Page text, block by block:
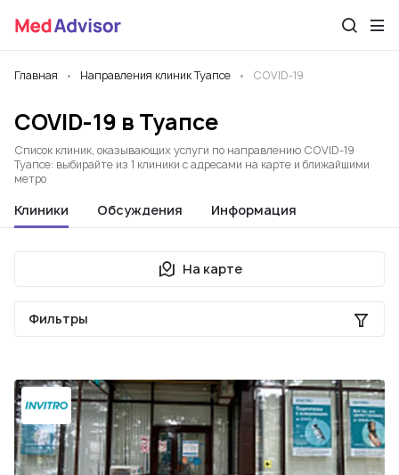
Главная Направления клиник Туапсе COVID-19
COVID-19 в Туапсе
Список клиник, оказывающих услуги по направлению COVID-19
Туапсе: выбирайте из 1 клиники с адресами на карте и ближайшими
метро
Клиники Обсуждения Информация
На карте
Фильтры